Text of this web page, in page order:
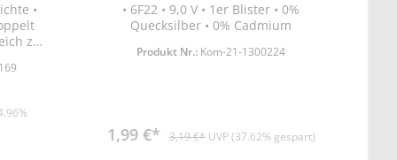
•
zu
für
•
• 6F22 • 9,0 V • 1er Blister • 0%
Quecksilber • 0% Cadmium
Produkt Nr.: Kom-21-1300224
1,99 €* 3,19 €* UVP (37.62% gespart)